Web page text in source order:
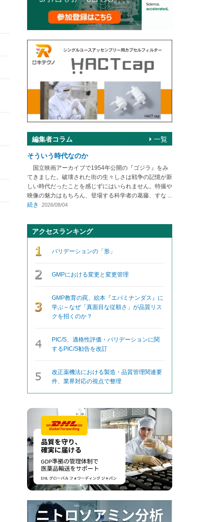
編集者コラム
そういう時代なのか
国立映画アーカイブで1954年公開の『ゴジラ』をみ
てきました。破壊された街の生々しさは戦争の記憶が新
しい時代だったことを感じずにはいられません。特撮や
映像の魅力はもちろん、登場する科学者の葛藤、すな ...
続き
2026/08/04
一覧
アクセスランキング
バリデーションの「形」
GMPにおける変更と変更管理
GMP教育の罠、絵本『エパミナンダス』に
学ぶ～なぜ「真面目な従順さ」が品質リス
クを招くのか？
PIC/S、適格性評価・バリデーションに関
するPIC/S勧告を改訂
改正薬機法における製造・品質管理関連要
件、業界対応の視点で整理